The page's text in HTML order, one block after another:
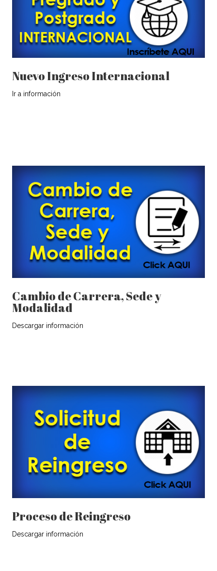
Nuevo Ingreso Internacional
Ir a información
Cambio de Carrera, Sede y
Modalidad
Descargar información
Proceso de Reingreso
Descargar información